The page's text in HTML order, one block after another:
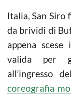
Italia, San Siro
da brividi di
appena
valida per
all’ingresso
coreografia